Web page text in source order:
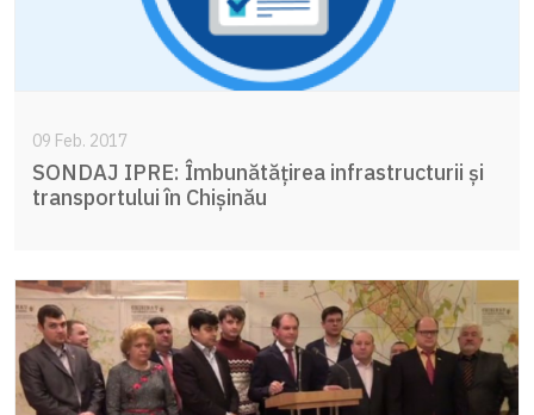
09 Feb. 2017
SONDAJ IPRE: Îmbunătățirea infrastructurii și
transportului în Chișinău